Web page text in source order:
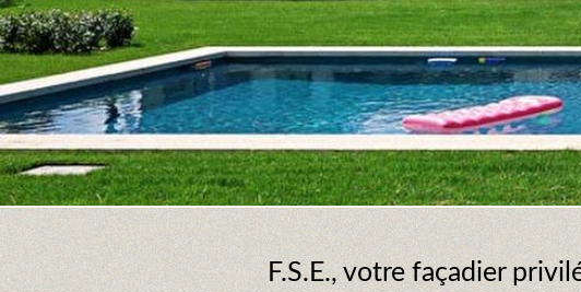
F.S.E., votre façadier